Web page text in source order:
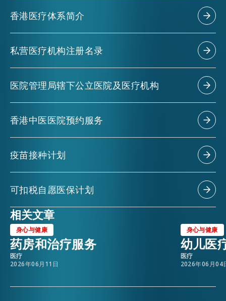
香港医疗体系简介
私营医疗机构注册名录
医院管理局辖下公立医院及医疗机构
香港中医医院预约服务
疫苗接种计划
可扣税自愿医保计划
相关文章
身心与健康
药房和治疗服务
医疗
2026年06月11日
身心与健康
幼儿医
医疗
2026年06月04